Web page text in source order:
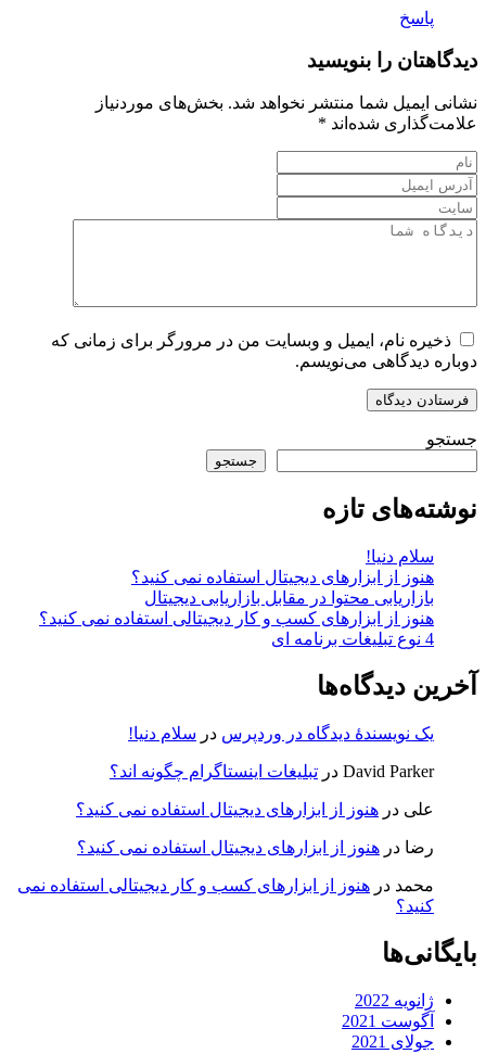
پاسخ
دیدگاهتان را بنویسید
نشانی ایمیل شما منتشر نخواهد شد. بخش‌های موردنیاز
علامت‌گذاری شده‌اند *
ذخیره نام، ایمیل و وبسایت من در مرورگر برای زمانی که
دوباره دیدگاهی می‌نویسم.
جستجو
جستجو
نوشته‌های تازه
سلام دنیا!
هنوز از ابزارهای دیجیتال استفاده نمی کنید؟
بازاریابی محتوا در مقابل بازاریابی دیجیتال
هنوز از ابزارهای کسب و کار دیجیتالی استفاده نمی کنید؟
4 نوع تبلیغات برنامه ای
آخرین دیدگاه‌ها
یک نویسندهٔ دیدگاه در وردپرس در سلام دنیا!
David Parker در تبلیغات اینستاگرام چگونه اند؟
علی در هنوز از ابزارهای دیجیتال استفاده نمی کنید؟
رضا در هنوز از ابزارهای دیجیتال استفاده نمی کنید؟
محمد در هنوز از ابزارهای کسب و کار دیجیتالی استفاده نمی
کنید؟
بایگانی‌ها
ژانویه 2022
آگوست 2021
جولای 2021